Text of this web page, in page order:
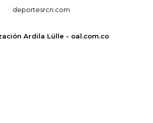
deportesrcn.com
Ardila Lülle - oal.com.co